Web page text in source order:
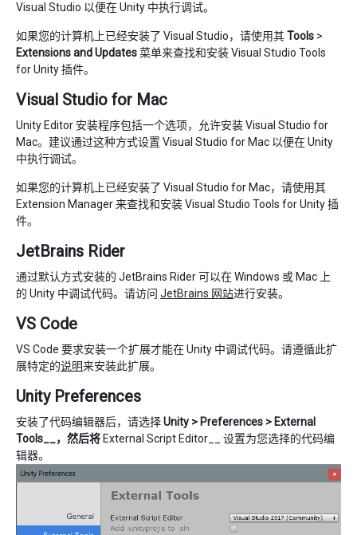
Visual Studio 以便在 Unity 中执行调试。
如果您的计算机上已经安装了 Visual Studio，请使用其Tools >
Extensions and Updates菜单来查找和安装 Visual Studio Tools
for Unity 插件。
Visual Studio for Mac
Unity Editor 安装程序包括一个选项，允许安装 Visual Studio for
Mac。建议通过这种方式设置 Visual Studio for Mac 以便在 Unity
中执行调试。
如果您的计算机上已经安装了 Visual Studio for Mac，请使用其
Extension Manager 来查找和安装 Visual Studio Tools for Unity 插
件。
JetBrains Rider
通过默认方式安装的 JetBrains Rider 可以在 Windows 或 Mac 上
的 Unity 中调试代码。请访问 JetBrains 网站进行安装。
VS Code
VS Code 要求安装一个扩展才能在 Unity 中调试代码。请遵循此扩
展特定的说明来安装此扩展。
Unity Preferences
安装了代码编辑器后，请选择Unity > Preferences > External
Tools__，然后将 External Script Editor__ 设置为您选择的代码编
辑器。